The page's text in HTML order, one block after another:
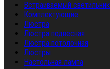
Встраиваемый светильник
Комплектующие
Люстра
Люстра подвесная
Люстра потолочная
Люстры
Настольная лампа